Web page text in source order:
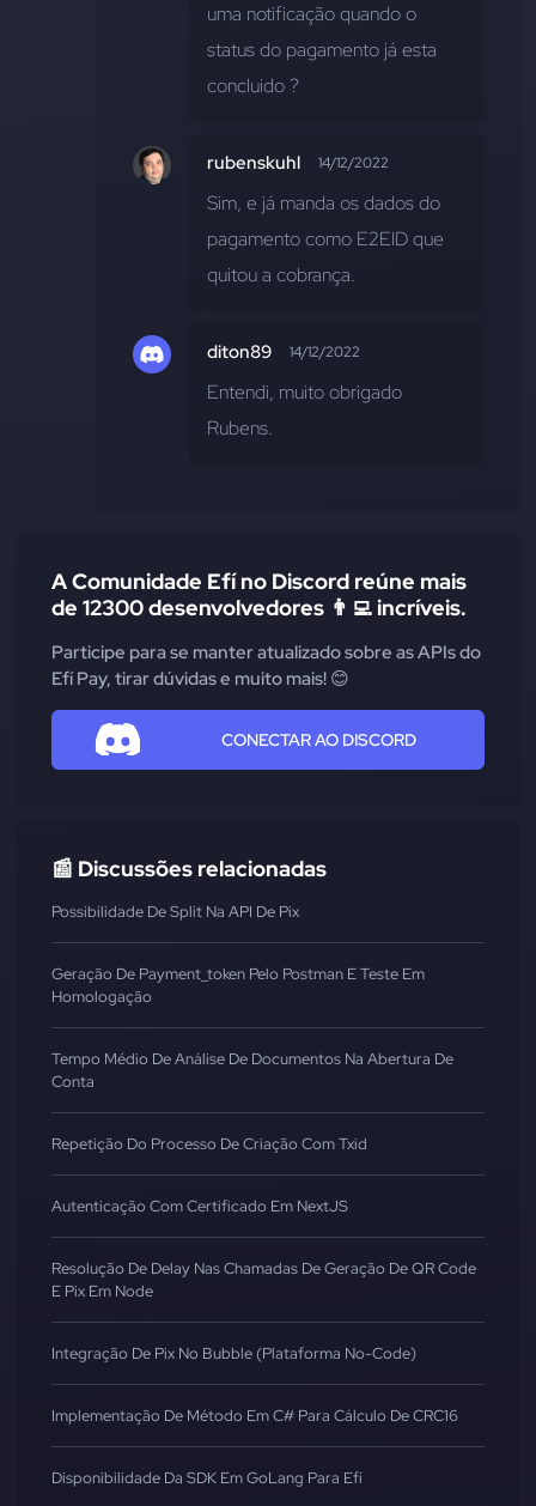
uma notificação quando o
status do pagamento já esta
concluido ?
rubenskuhl 14/12/2022
Sim, e já manda os dados do
pagamento como E2EID que
quitou a cobrança.
diton89 14/12/2022
Entendi, muito obrigado
Rubens.
A Comunidade Efí no Discord reúne mais
de 12300 desenvolvedores 👨‍💻 incríveis.
Participe para se manter atualizado sobre as APIs do
Efí Pay, tirar dúvidas e muito mais! 😊
CONECTAR AO DISCORD
📰 Discussões relacionadas
Possibilidade De Split Na API De Pix
Geração De Payment_token Pelo Postman E Teste Em
Homologação
Tempo Médio De Análise De Documentos Na Abertura De
Conta
Repetição Do Processo De Criação Com Txid
Autenticação Com Certificado Em NextJS
Resolução De Delay Nas Chamadas De Geração De QR Code
E Pix Em Node
Integração De Pix No Bubble (Plataforma No-Code)
Implementação De Método Em C# Para Cálculo De CRC16
Disponibilidade Da SDK Em GoLang Para Efí